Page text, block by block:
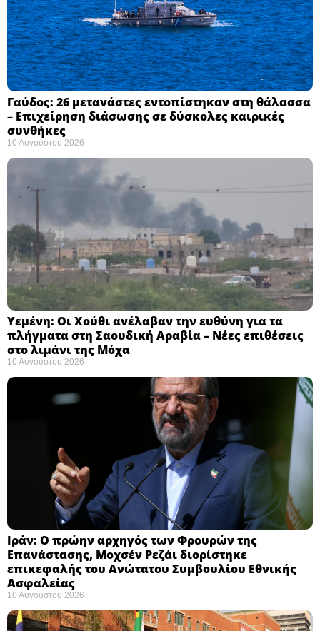
Γαύδος: 26 μετανάστες εντοπίστηκαν στη θάλασσα
– Επιχείρηση διάσωσης σε δύσκολες καιρικές
συνθήκες ​
10 Αυγούστου 2026
Υεμένη: Οι Χούθι ανέλαβαν την ευθύνη για τα
πλήγματα στη Σαουδική Αραβία – Νέες επιθέσεις
στο λιμάνι της Μόχα ​
10 Αυγούστου 2026
Ιράν: Ο πρώην αρχηγός των Φρουρών της
Επανάστασης, Μοχσέν Ρεζάι διορίστηκε
επικεφαλής του Ανώτατου Συμβουλίου Εθνικής
Ασφαλείας ​
10 Αυγούστου 2026